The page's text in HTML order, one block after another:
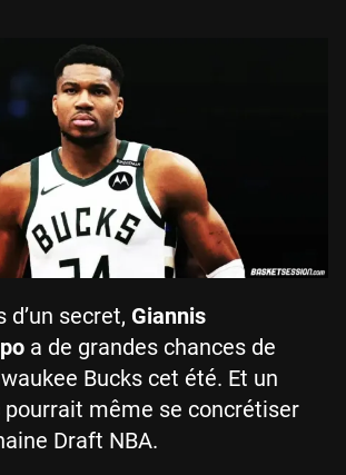
d’un secret, Giannis
a de grandes chances de
Bucks cet été. Et un
pourrait même se concrétiser
Draft NBA.